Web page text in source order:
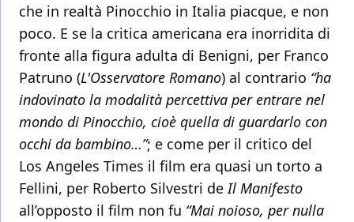
che in realtà Pinocchio in Italia piacque, e non
poco. E se la critica americana era inorridita di
fronte alla figura adulta di Benigni, per Franco
Patruno (L'Osservatore Romano) al contrario “ha
indovinato la modalità percettiva per entrare nel
mondo di Pinocchio, cioè quella di guardarlo con
occhi da bambino…”; e come per il critico del
Los Angeles Times il film era quasi un torto a
Fellini, per Roberto Silvestri deIl Manifesto
all’opposto il film non fu “Mai noioso, per nulla